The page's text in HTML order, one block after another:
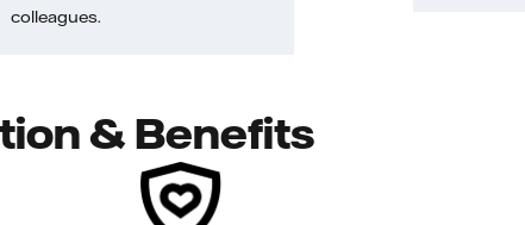
colleagues.
& Benefits